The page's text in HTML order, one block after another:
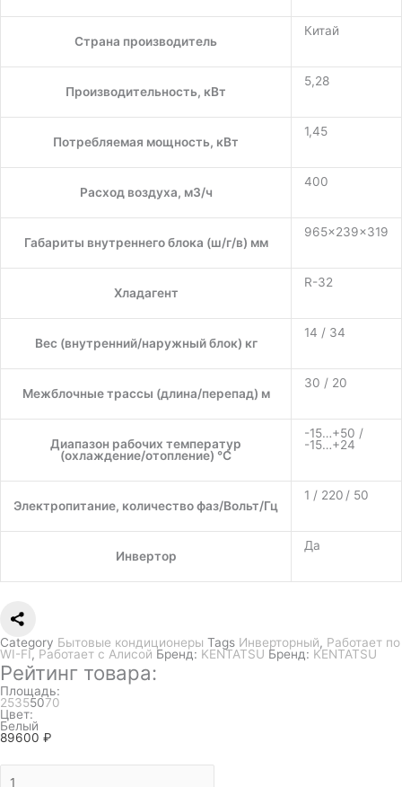
Страна производитель
Китай
Производительность, кВт
5,28
Потребляемая мощность, кВт
1,45
Расход воздуха, м3/ч
400
Габариты внутреннего блока (ш/г/в) мм
965×239×319
Хладагент
R-32
Вес (внутренний/наружный блок) кг
14 / 34
Межблочные трассы (длина/перепад) м
30 / 20
Диапазон рабочих температур
(охлаждение/отопление) °C
-15…+50 /
-15…+24
Электропитание, количество фаз/Вольт/Гц
1 / 220 / 50
Инвертор
Да
Category Бытовые кондиционеры Tags Инверторный, Работает по
WI-FI, Работает с Алисой Бренд: KENTATSU Бренд: KENTATSU
Рейтинг товара:
Площадь:
25355070
Цвет:
Белый
89600 ₽